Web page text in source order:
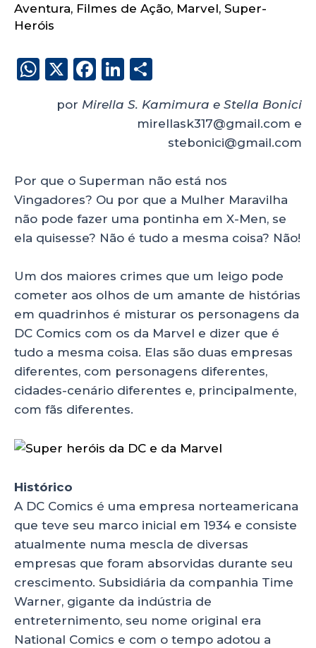
Aventura, Filmes de Ação, Marvel, Super-
Heróis
W
p
p
X
F
c
o
o
k
Li
k
n
a
re
por Mirella S. Kamimura e Stella Bonici
mirellask317@gmail.com e
stebonici@gmail.com
Por que o Superman não está nos
Vingadores? Ou por que a Mulher Maravilha
não pode fazer uma pontinha em X-Men, se
ela quisesse? Não é tudo a mesma coisa? Não!
Um dos maiores crimes que um leigo pode
cometer aos olhos de um amante de histórias
em quadrinhos é misturar os personagens da
DC Comics com os da Marvel e dizer que é
tudo a mesma coisa. Elas são duas empresas
diferentes, com personagens diferentes,
cidades-cenário diferentes e, principalmente,
com fãs diferentes.
Histórico
A DC Comics é uma empresa norteamericana
que teve seu marco inicial em 1934 e consiste
atualmente numa mescla de diversas
empresas que foram absorvidas durante seu
crescimento. Subsidiária da companhia Time
Warner, gigante da indústria de
entreternimento, seu nome original era
National Comics e com o tempo adotou a